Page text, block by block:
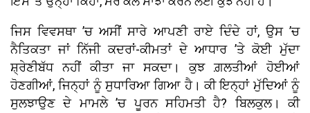
ਜਿਸ ਵਿਵਸਥਾ ’ਚ ਅਸੀਂ ਸਾਰੇ ਆਪਣੀ ਰਾਏ ਦਿੰਦੇ ਹਾਂ, ਉਸ ’ਚ
ਨੈਤਿਕਤਾ ਜਾਂ ਨਿੱਜੀ ਕਦਰਾਂ-ਕੀਮਤਾਂ ਦੇ ਆਧਾਰ ’ਤੇ ਕੋਈ ਮੁੱਦਾ
ਸ਼੍ਰੇਣੀਬੱਧ ਨਹੀਂ ਕੀਤਾ ਜਾ ਸਕਦਾ। ਕੁਝ ਗ਼ਲਤੀਆਂ ਹੋਈਆਂ
ਹੋਣਗੀਆਂ, ਜਿਨ੍ਹਾਂ ਨੂੰ ਸੁਧਾਰਿਆ ਗਿਆ ਹੈ। ਕੀ ਇਨ੍ਹਾਂ ਮੁੱਦਿਆਂ ਨੂੰ
ਸੁਲਝਾਉਣ ਦੇ ਮਾਮਲੇ ’ਚ ਪੂਰਨ ਸਹਿਮਤੀ ਹੈ? ਬਿਲਕੁਲ। ਕੀ